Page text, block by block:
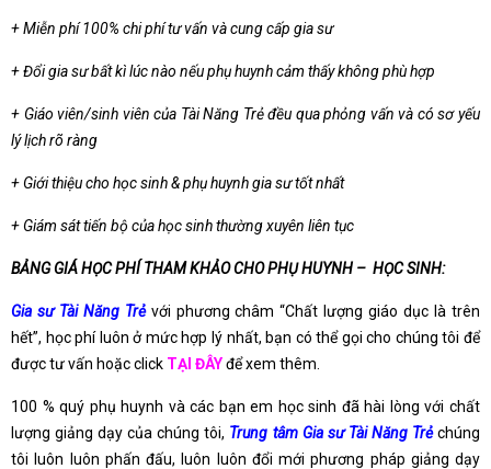
+ Miễn phí 100% chi phí tư vấn và cung cấp gia sư
+ Đổi gia sư bất kì lúc nào nếu phụ huynh cảm thấy không phù hợp
+ Giáo viên/sinh viên của Tài Năng Trẻ đều qua phỏng vấn và có sơ yếu
lý lịch rõ ràng
+ Giới thiệu cho học sinh & phụ huynh gia sư tốt nhất
+ Giám sát tiến bộ của học sinh thường xuyên liên tục
BẢNG GIÁ HỌC PHÍ THAM KHẢO CHO PHỤ HUYNH – HỌC SINH:
Gia sư Tài Năng Trẻvới phương châm “Chất lượng giáo dục là trên
hết”, học phí luôn ở mức hợp lý nhất, bạn có thể gọi cho chúng tôi để
được tư vấn hoặc click TẠI ĐÂYđể xem thêm.
100 % quý phụ huynh và các bạn em học sinh đã hài lòng với chất
lượng giảng dạy của chúng tôi, Trung tâm Gia sư Tài Năng Trẻchúng
tôi luôn luôn phấn đấu, luôn luôn đổi mới phương pháp giảng dạy